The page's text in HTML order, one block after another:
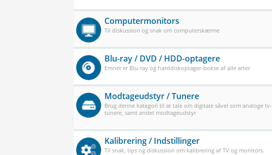
Computermonitors
Til diskussion og snak om computerskærme
Blu-ray / DVD / HDD-optagere
Emnet er Blu-ray og harddiskoptager-bokse af alle arter
Modtageudstyr / Tunere
Brug denne kategori til at tale om digitale såvel som analoge tv-
tunere, samt andet modtageudstyr
Kalibrering / Indstillinger
Til snak, tips og diskussion om kalibrering af TV og monitors.